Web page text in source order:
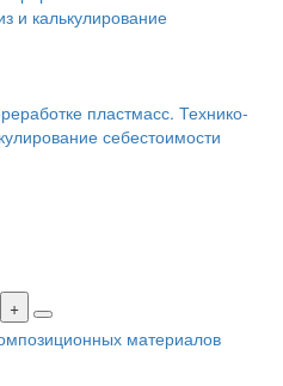
пластмасс. Технико-
себестоимости